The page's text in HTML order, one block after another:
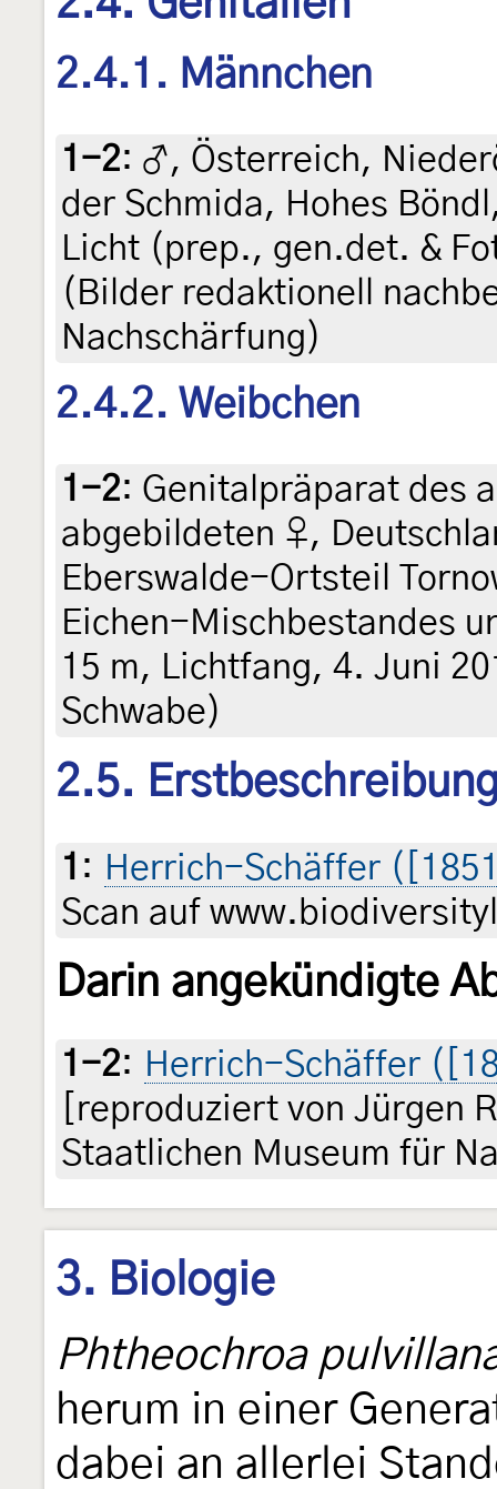
2.4.1. Männchen
1-2: ♂, Österreich,
der Schmida, Hohes
Licht (prep., gen.det. &
(Bilder redaktionell
Nachschärfung)
2.4.2. Weibchen
1-2: Genitalpräparat des
abgebildeten ♀,
Eberswalde-Ortsteil
Eichen-Mischbestandes
15 m, Lichtfang, 4. Juni
Schwabe)
2.5.
1 : Herrich-Schäffer
Scan auf
Darin angekündigte
1-2: Herrich-Schäffer
[reproduziert von Jürgen
Staatlichen Museum für
3. Biologie
Phtheochroa
herum in einer
dabei an allerlei